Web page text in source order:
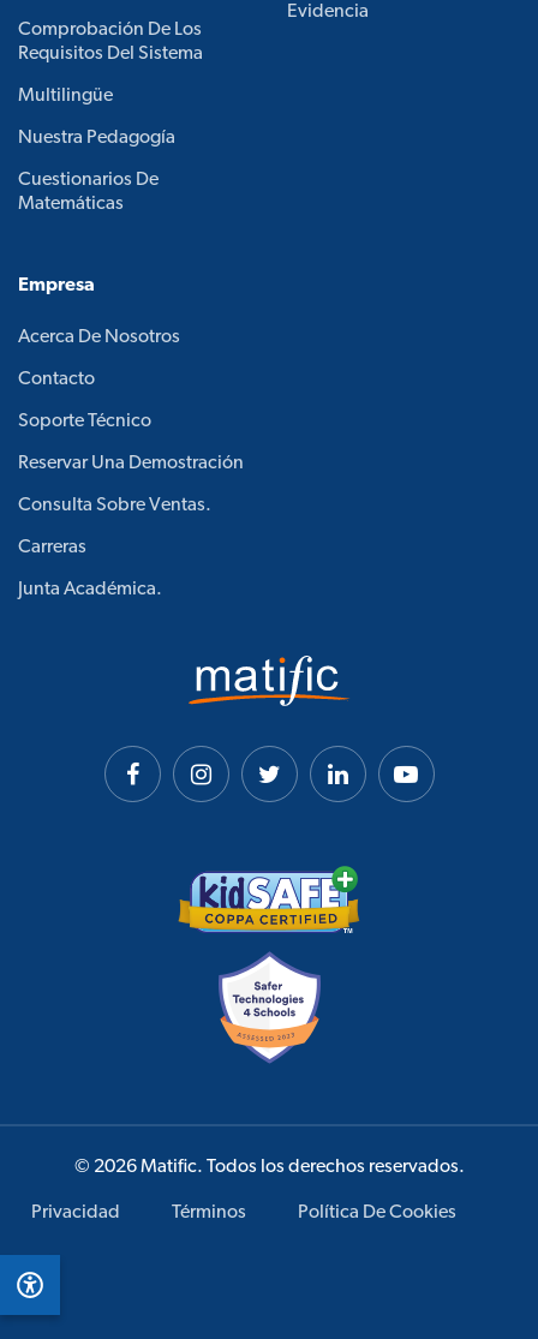
Comprobación De Los
Requisitos Del Sistema
Multilingüe
Nuestra Pedagogía
Cuestionarios De
Matemáticas
Evidencia
Empresa
Acerca De Nosotros
Contacto
Soporte Técnico
Reservar Una Demostración
Consulta Sobre Ventas.
Carreras
Junta Académica.
© 2026 Matific. Todos los derechos reservados.
Privacidad Términos Política De Cookies